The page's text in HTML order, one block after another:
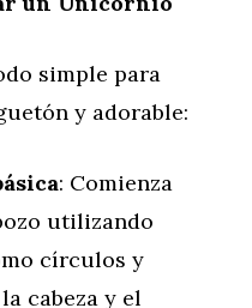
simple para
y adorable:
: Comienza
utilizando
círculos y
cabeza y el